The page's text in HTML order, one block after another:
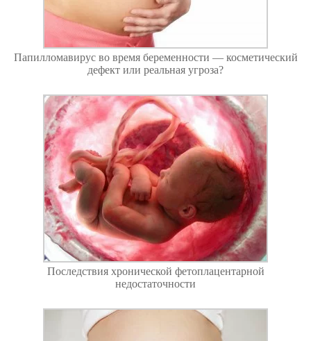
Папилломавирус во время беременности — косметический
дефект или реальная угроза?
Последствия хронической фетоплацентарной
недостаточности